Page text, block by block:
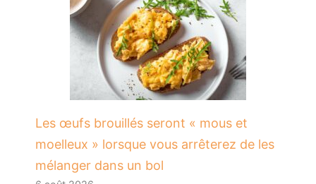
Les œufs brouillés seront « mous et
moelleux » lorsque vous arrêterez de les
mélanger dans un bol